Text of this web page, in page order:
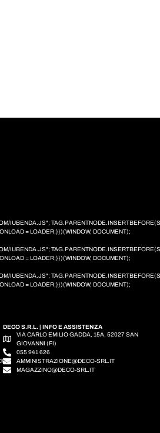
IUBENDA.JS";
= LOADER;}})(WINDOW, DOCUMENT);
IUBENDA.JS";
= LOADER;}})(WINDOW, DOCUMENT);
IUBENDA.JS";
= LOADER;}})(WINDOW, DOCUMENT);
DECO S.R.L. | INFO E ASSISTENZA
VIA CARLO EMILIO GADDA, 15A, 52027 SAN
GIOVANNI (FI)
055 941 626
AMMINISTRAZIONE@DECO-SRL.IT
MAGAZZINO@DECO-SRL.IT